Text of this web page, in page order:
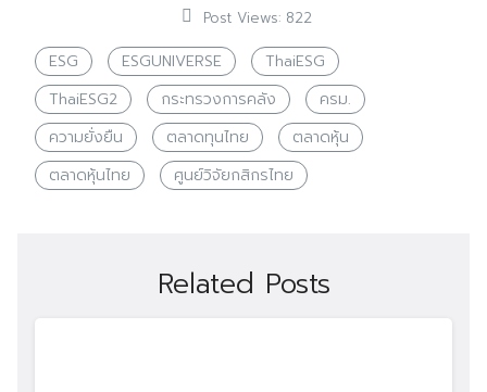
Post Views: 822
ESG ESGUNIVERSE
ThaiESG
ThaiESG2
กระทรวงการคลัง
ครม.
ความยั่งยืน
ตลาดทุนไทย
ตลาดหุ้น
ตลาดหุ้นไทย
ศูนย์วิจัยกสิกรไทย
Related Posts